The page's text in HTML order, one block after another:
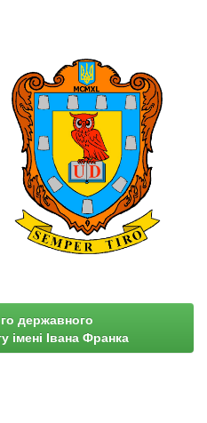
державного
імені Івана Франка